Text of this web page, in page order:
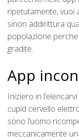
ripetutamente, vuoi
sinon addirittura
popolazione
gradite.
App
Iniziero in
cupid cervello
sono l’uomo
meccanicamente